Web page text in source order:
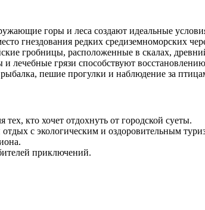
горы и леса создают идеальные
гнездования редких средиземноморских
гробницы, расположенные в скалах,
грязи способствуют восстановлению
пешие прогулки и наблюдение за
кто хочет отдохнуть от городской суеты.
с экологическим и оздоровительным
приключений.